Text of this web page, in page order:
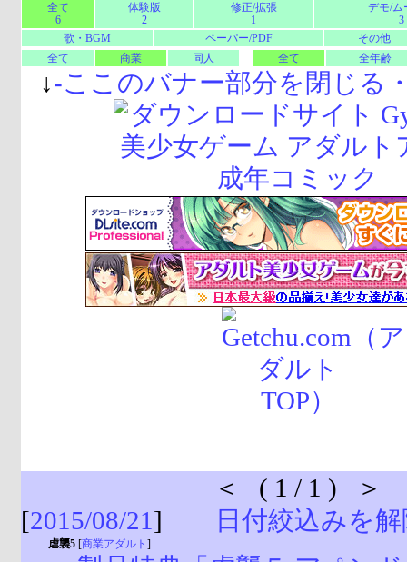
全て
6
体験版
2
修正/拡張
1
デモ/ム
3
歌・BGM
ペーパー/PDF
その他
全て
商業 同人 全て 全年齢
↓-ここのバナー部分を閉じる
＜ ( 1 / 1 ) ＞
[2015/08/21 ] 日付絞込みを
虐襲5 [商業アダルト ]